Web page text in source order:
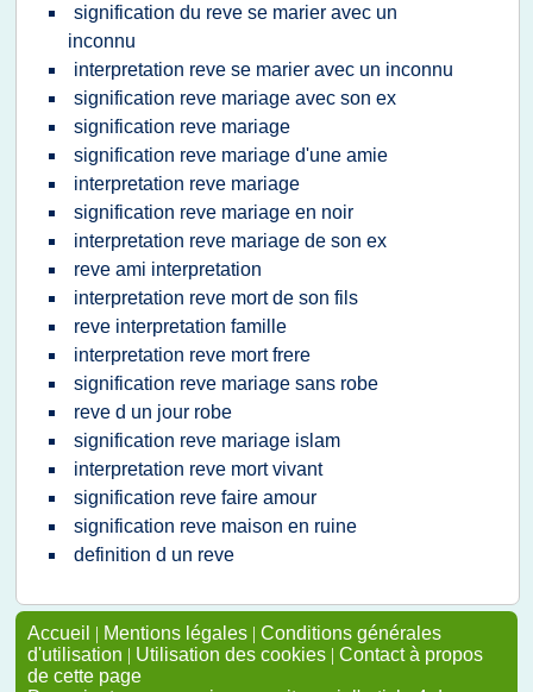
signification du reve se marier avec un
inconnu
interpretation reve se marier avec un inconnu
signification reve mariage avec son ex
signification reve mariage
signification reve mariage d'une amie
interpretation reve mariage
signification reve mariage en noir
interpretation reve mariage de son ex
reve ami interpretation
interpretation reve mort de son fils
reve interpretation famille
interpretation reve mort frere
signification reve mariage sans robe
reve d un jour robe
signification reve mariage islam
interpretation reve mort vivant
signification reve faire amour
signification reve maison en ruine
definition d un reve
Accueil | Mentions légales | Conditions générales
d'utilisation | Utilisation des cookies | Contact à propos
de cette page